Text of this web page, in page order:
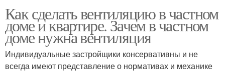
Вентиляция с выходом Простая вентиляция
Вентиляция в квартире
Принудительная
Как сделать вентиляцию в частном
доме и квартире. Зачем в частном
доме нужна вентиляция
Индивидуальные застройщики консервативны и не
всегда имеют представление о нормативах и механике